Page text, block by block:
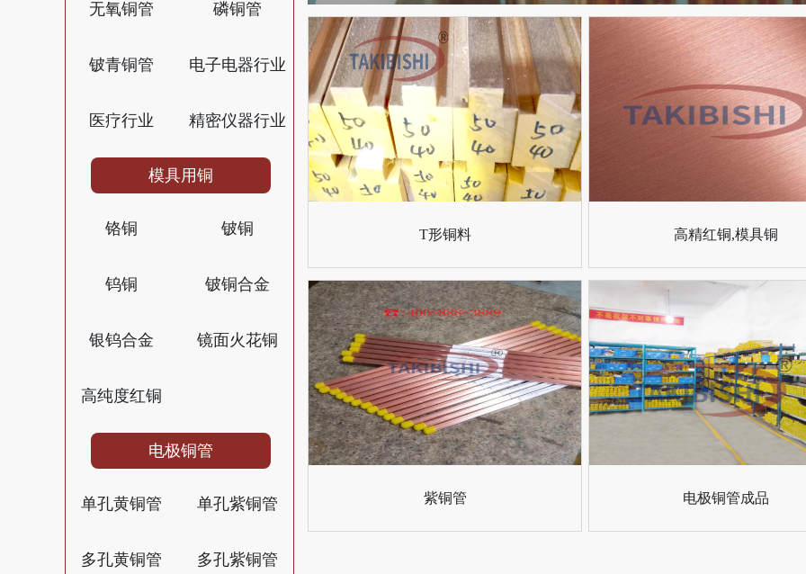
无氧铜管 磷铜管
铍青铜管 电子电器行业
医疗行业 精密仪器行业
模具用铜
铬铜 铍铜
钨铜 铍铜合金
银钨合金 镜面火花铜
高纯度红铜
电极铜管
单孔黄铜管 单孔紫铜管
多孔黄铜管 多孔紫铜管
T形铜料 高精红铜,模具铜
紫铜管 电极铜管成品